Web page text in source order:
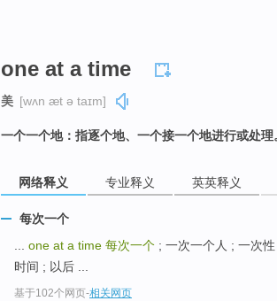
one at a time
美 [wʌn æt ə taɪm]
一个一个地：指逐个地、一个接一个地进行或处理
网络释义 专业释义 英英释义
每次一个
one at a time 每次一个 ; 一次一个人 ; 一次
时间 ; 以后 ...
基于102个网页-相关网页